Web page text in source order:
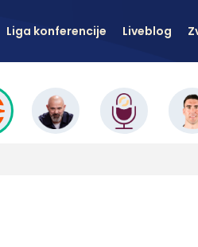
Liga konferencije Liveblog